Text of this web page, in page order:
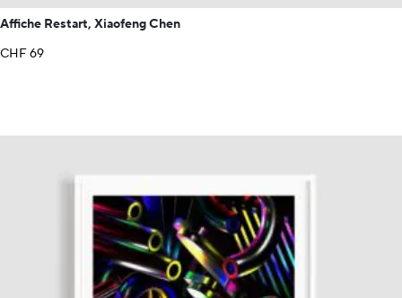
Affiche Restart, Xiaofeng Chen
CHF69